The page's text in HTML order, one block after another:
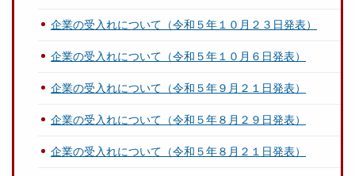
企業の受入れについて（令和５年１０月２３日発表）
企業の受入れについて（令和５年１０月６日発表）
企業の受入れについて（令和５年９月２１日発表）
企業の受入れについて（令和５年８月２９日発表）
企業の受入れについて（令和５年８月２１日発表）